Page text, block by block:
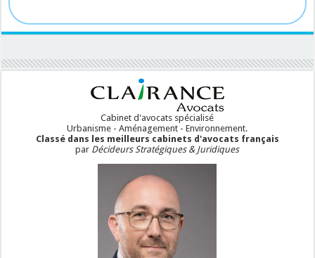
Cabinet d'avocats spécialisé
Urbanisme - Aménagement - Environnement.
Classé dans les meilleurs cabinets d'avocats français
par Décideurs Stratégiques & Juridiques